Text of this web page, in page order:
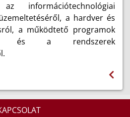
az információtechnológiai
a hardver és
a működtető programok
és a rendszerek